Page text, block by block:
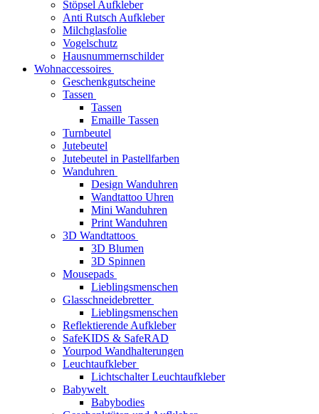
Stöpsel Aufkleber
Anti Rutsch Aufkleber
Milchglasfolie
Vogelschutz
Hausnummernschilder
Wohnaccessoires
Geschenkgutscheine
Tassen
Tassen
Emaille Tassen
Turnbeutel
Jutebeutel
Jutebeutel in Pastellfarben
Wanduhren
Design Wanduhren
Wandtattoo Uhren
Mini Wanduhren
Print Wanduhren
3D Wandtattoos
3D Blumen
3D Spinnen
Mousepads
Lieblingsmenschen
Glasschneidebretter
Lieblingsmenschen
Reflektierende Aufkleber
SafeKIDS & SafeRAD
Yourpod Wandhalterungen
Leuchtaufkleber
Lichtschalter Leuchtaufkleber
Babywelt
Babybodies